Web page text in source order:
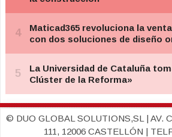
© DUO GLOBAL SOLUTIONS,SL | AV.
111, 12006 CASTELLÓN |